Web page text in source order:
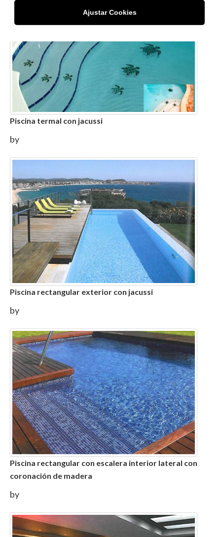
Piscina termal con jacussi
by
Piscina rectangular exterior con jacussi
by
Piscina rectangular con escalera interior lateral con
coronación de madera
by
Ajustar Cookies